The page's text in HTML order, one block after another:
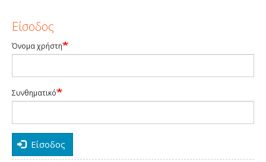
Είσοδος
Όνομα χρήστη
Συνθηματικό
Είσοδος